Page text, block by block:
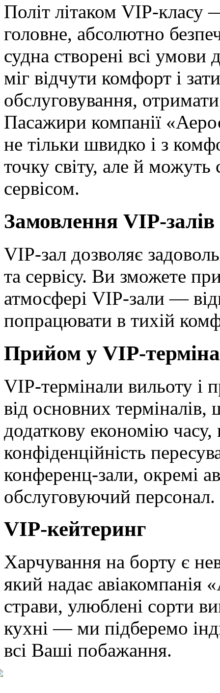
Політ літаком VIP-класу
головне, абсолютно
судна створені всі
міг відчути комфорт і
обслуговування,
Пасажири компанії
не тільки швидко і з
точку світу, але й
сервісом.
Замовлення VIP-залів
VIP-зал дозволяє
та сервісу. Ви зможете
атмосфері VIP-зали —
попрацювати в тихій
Прийом у VIP-
VIP-термінали вильоту і
від основних
додаткову економію
конфіденційність
конференц-зали, окремі
обслуговуючий персонал.
VIP-кейтеринг
Харчування на борту є
який надає авіакомпанія
страви, улюблені сорти
кухні — ми підберемо
всі Ваші побажання.